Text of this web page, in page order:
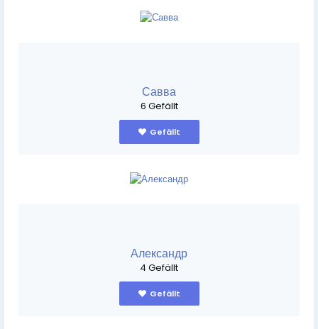
Савва
6 Gefällt
Gefällt
Александр
4 Gefällt
Gefällt